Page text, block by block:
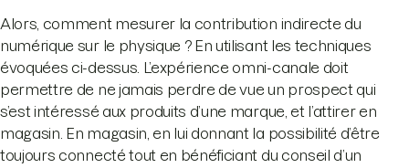
Alors, comment mesurer la contribution indirecte du
numérique sur le physique ? En utilisant les techniques
évoquées ci-dessus. L’expérience omni-canale doit
permettre de ne jamais perdre de vue un prospect qui
s’est intéressé aux produits d’une marque, et l’attirer en
magasin. En magasin, en lui donnant la possibilité d’être
toujours connecté tout en bénéficiant du conseil d’un